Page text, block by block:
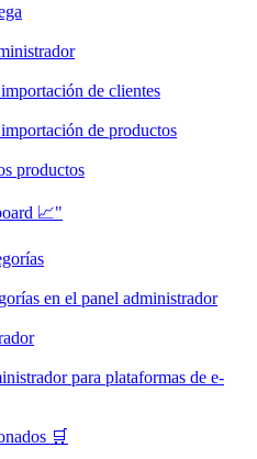
de clientes
de productos
productos
📈"
en el panel administrador
para plataformas de e-
🛒